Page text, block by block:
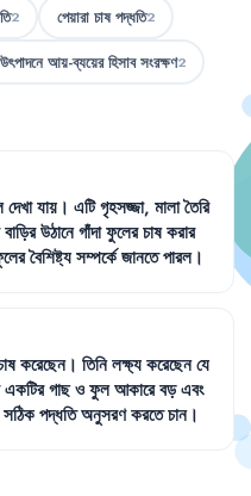
2 পেয়ারা চাষ পদ্ধতি2
আয়-ব্যয়ের হিসাব সংরক্ষণ2
দেখাযায় । এটিগৃহসজ্জা, মালাতৈরি
বাড়িরউঠানেগাঁদাফুলেরচাষকরার
বৈশিষ্ট্যসম্পর্কেজানতেপারল।
করেছেন। তিনিলক্ষ্যকরেছেনযে
একটিরগাছওফুলআকারেবড়এবং
সঠিকপদ্ধতিঅনুসরণকরতেচান।